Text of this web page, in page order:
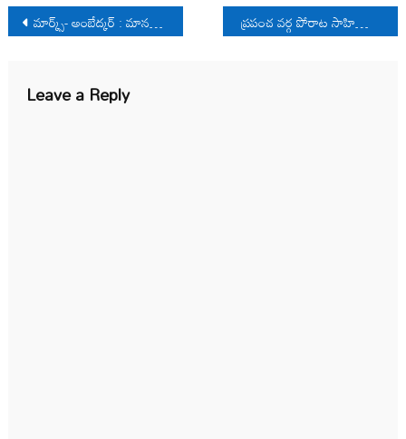
Post
navigation
మార్క్స్- అంబేద్కర్ : మానవ విమోచనా దృక్పథాలు ప్రపంచ వర్గ పోరాట సాహిత్యానికి చేర్పు
Leave a Reply